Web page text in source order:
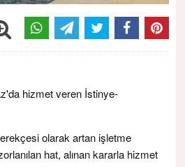
hizmet veren İstinye-
olarak artan işletme
hat, alınan kararla hizmet